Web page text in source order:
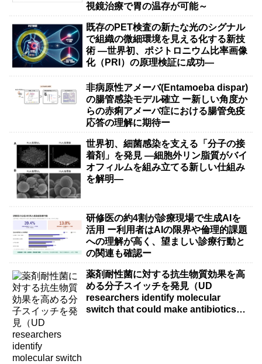
視鏡治療で胃の温存が可能～
既存のPET検査の新たな光のシグナル
で組織の微細環境を見える化する新技
術 ―世界初、ポジトロニウム比率画像
化（PRI）の原理検証に成功―
非病原性アメーバ(Entamoeba dispar)
の腸管感染モデル確立 ー新しい角度か
らの赤痢アメーバ症における腸管免疫
応答の理解に期待ー
世界初、細菌感染を支える「分子の接
着剤」を発見 ―細胞外リン脂質がバイ
オフィルムを組み立てる新しい仕組み
を解明―
研修医の約4割が診療現場で生成AIを
活用 ー利用者はAIの限界や倫理的課題
への理解が高く、望ましい診療行動と
の関連も確認ー
薬剤耐性菌に対する抗生物質効果を高
める分子スイッチを発見（UD
researchers identify molecular
switch that could make antibiotics